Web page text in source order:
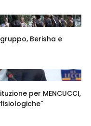
gruppo, Berisha e
per MENCUCCI,